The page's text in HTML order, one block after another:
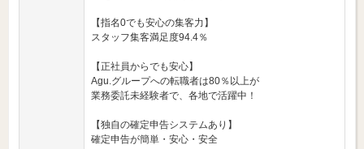
【指名0でも安心の集客力】
スタッフ集客満足度94.4％
【正社員からでも安心】
Agu.グループへの転職者は80％以上が
業務委託未経験者で、各地で活躍中！
【独自の確定申告システムあり】
確定申告が簡単・安心・安全